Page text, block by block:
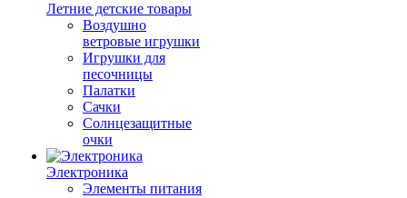
Летние детские товары
Воздушно
ветровые игрушки
Игрушки для
песочницы
Палатки
Сачки
Солнцезащитные
очки
Электроника
Элементы питания